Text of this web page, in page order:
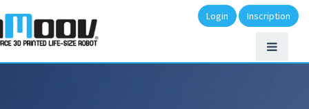
Login Inscription